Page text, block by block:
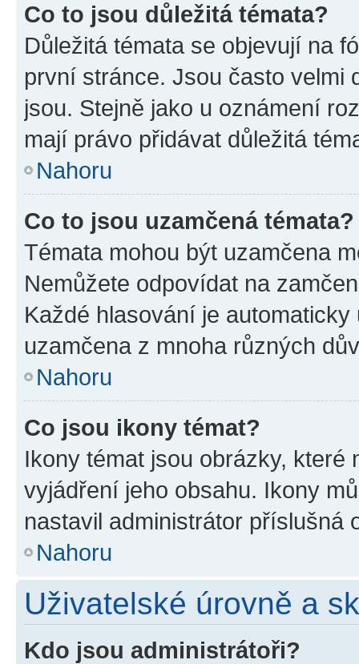
Co to jsou důležitá témata?
Důležitá témata se objevují na
první stránce. Jsou často velmi
jsou. Stejně jako u oznámení
mají právo přidávat důležitá
Nahoru
Co to jsou uzamčená témata?
Témata mohou být uzamčena
Nemůžete odpovídat na
Každé hlasování je
uzamčena z mnoha různých
Nahoru
Co jsou ikony témat?
Ikony témat jsou obrázky,
vyjádření jeho obsahu. Ikony
nastavil administrátor příslušná
Nahoru
Uživatelské úrovně a
Kdo jsou administrátoři?